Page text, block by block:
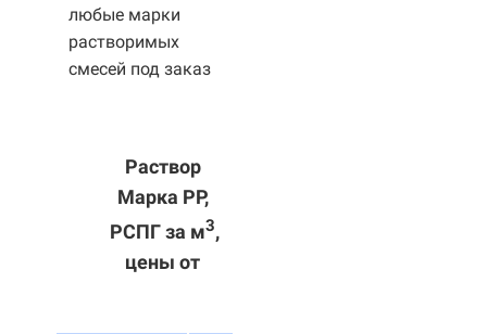
любые марки
растворимых
смесей под заказ
Раствор
Марка РР,
РСПГ за м3,
цены от